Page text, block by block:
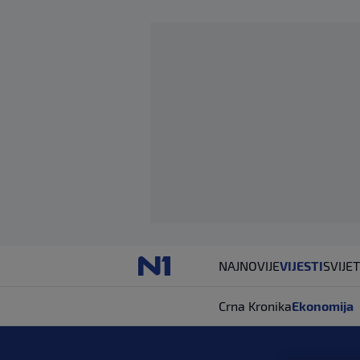
NAJNOVIJEVIJESTISVIJET
Crna KronikaEkonomija